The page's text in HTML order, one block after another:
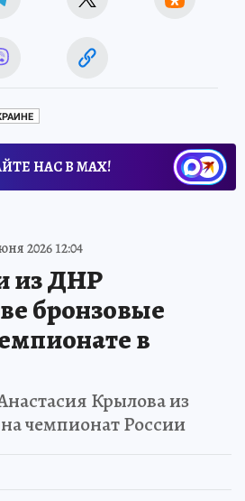
НАС В МАХ!
2026 12:04
из ДНР
бронзовые
в
Крылова из
чемпионат России